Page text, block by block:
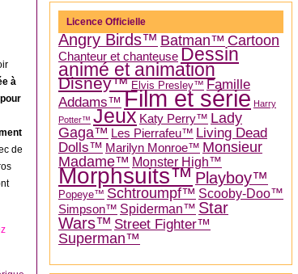
à
de
Licence Officielle
Angry Birds™ Batman™ Cartoon
Chanteur et chanteuse Dessin
animé et animation
Disney™ Elvis Presley™ Famille
Addams™ Film et série Harry
Potter™ Jeux Katy Perry™ Lady
Gaga™ Les Pierrafeu™ Living Dead
Dolls™ Marilyn Monroe™ Monsieur
Madame™ Monster High™
Morphsuits™Playboy™
Popeye™ Schtroumpf™ Scooby-Doo™
Simpson™ Spiderman™ Star
Wars™ Street Fighter™
Superman™